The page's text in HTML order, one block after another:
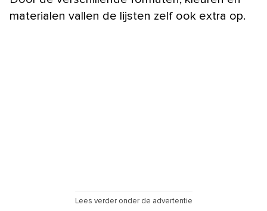
materialen vallen de lijsten zelf ook extra op.
Lees verder onder de advertentie